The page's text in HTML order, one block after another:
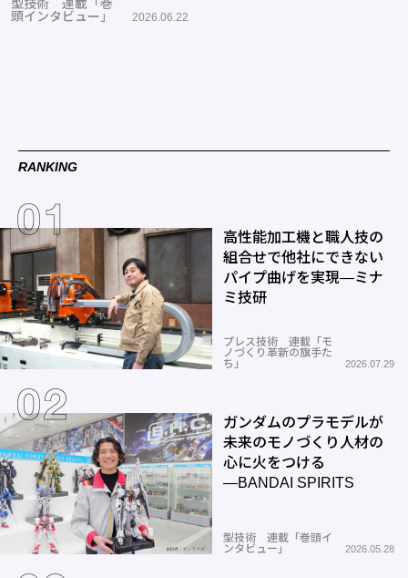
2026」―東京科学大学 齊
型技術 連載「巻
頭インタビュー」
2026.06.22
RANKING
高性能加工機と職人技の
組合せで他社にできない
パイプ曲げを実現―ミナ
ミ技研
プレス技術 連載「モ
ノづくり革新の旗手た
ち」
2026.07.29
ガンダムのプラモデルが
未来のモノづくり人材の
心に火をつける
―BANDAI SPIRITS
型技術 連載「巻頭イ
ンタビュー」
2026.05.28